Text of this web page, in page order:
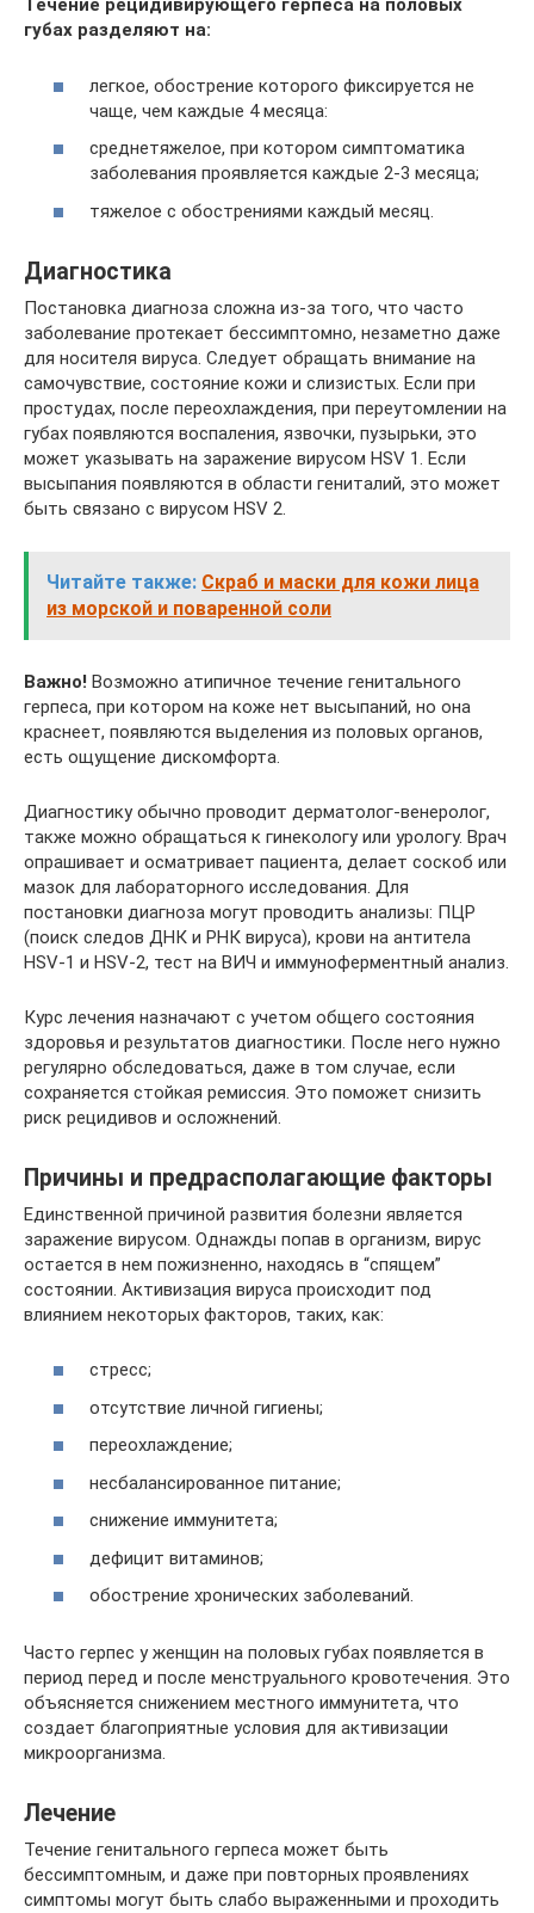
Течение рецидивирующего герпеса на половых
губах разделяют на:
легкое, обострение которого фиксируется не
чаще, чем каждые 4 месяца:
среднетяжелое, при котором симптоматика
заболевания проявляется каждые 2-3 месяца;
тяжелое с обострениями каждый месяц.
Диагностика
Постановка диагноза сложна из-за того, что часто
заболевание протекает бессимптомно, незаметно даже
для носителя вируса. Следует обращать внимание на
самочувствие, состояние кожи и слизистых. Если при
простудах, после переохлаждения, при переутомлении на
губах появляются воспаления, язвочки, пузырьки, это
может указывать на заражение вирусом HSV 1. Если
высыпания появляются в области гениталий, это может
быть связано с вирусом HSV 2.
Читайте также: Скраб и маски для кожи лица
из морской и поваренной соли
Важно! Возможно атипичное течение генитального
герпеса, при котором на коже нет высыпаний, но она
краснеет, появляются выделения из половых органов,
есть ощущение дискомфорта.
Диагностику обычно проводит дерматолог-венеролог,
также можно обращаться к гинекологу или урологу. Врач
опрашивает и осматривает пациента, делает соскоб или
мазок для лабораторного исследования. Для
постановки диагноза могут проводить анализы: ПЦР
(поиск следов ДНК и РНК вируса), крови на антитела
HSV-1 и HSV-2, тест на ВИЧ и иммуноферментный анализ.
Курс лечения назначают с учетом общего состояния
здоровья и результатов диагностики. После него нужно
регулярно обследоваться, даже в том случае, если
сохраняется стойкая ремиссия. Это поможет снизить
риск рецидивов и осложнений.
Причины и предрасполагающие факторы
Единственной причиной развития болезни является
заражение вирусом. Однажды попав в организм, вирус
остается в нем пожизненно, находясь в “спящем”
состоянии. Активизация вируса происходит под
влиянием некоторых факторов, таких, как:
стресс;
отсутствие личной гигиены;
переохлаждение;
несбалансированное питание;
снижение иммунитета;
дефицит витаминов;
обострение хронических заболеваний.
Часто герпес у женщин на половых губах появляется в
период перед и после менструального кровотечения. Это
объясняется снижением местного иммунитета, что
создает благоприятные условия для активизации
микроорганизма.
Лечение
Течение генитального герпеса может быть
бессимптомным, и даже при повторных проявлениях
симптомы могут быть слабо выраженными и проходить